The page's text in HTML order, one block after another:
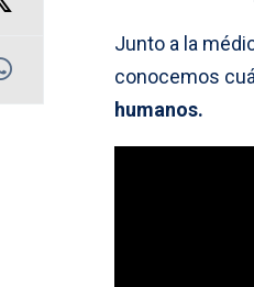
Junto a la
conocemos
humanos.